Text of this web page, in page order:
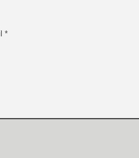
[GK] Oubliez Crazy Taxi,
[LS] [Switch] NSZ 5.0.0
[GK] No More Room in
[GK] Un chatbot Atelier
*